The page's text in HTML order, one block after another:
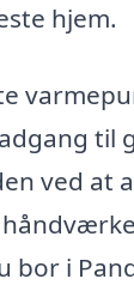
hjem.
til
ved at
bor i